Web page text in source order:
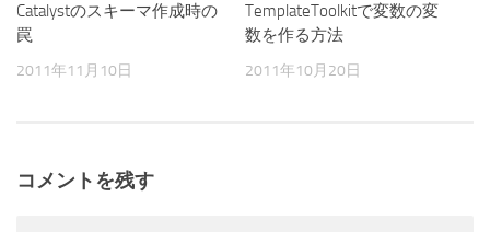
Catalystのスキーマ作成時の
罠
2011年11月10日
TemplateToolkitで変数の変
数を作る方法
2011年10月20日
コメントを残す